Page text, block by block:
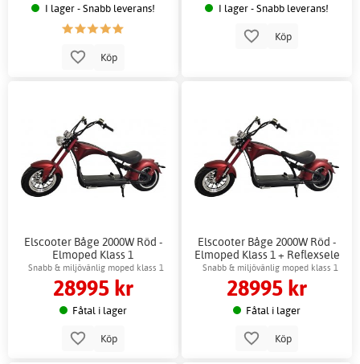
I lager - Snabb leverans!
Köp
I lager - Snabb leverans!
Köp
Elscooter Båge 2000W Röd -
Elmoped Klass 1
Snabb & miljövänlig moped klass 1
28995 kr
Fåtal i lager
Köp
Elscooter Båge 2000W Röd -
Elmoped Klass 1 + Reflexsele
Snabb & miljövänlig moped klass 1
28995 kr
Fåtal i lager
Köp